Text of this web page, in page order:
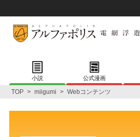
小説 公式漫画
TOP > miigumi > Webコンテンツ